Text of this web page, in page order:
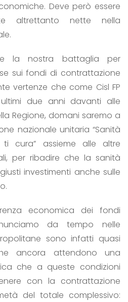
Deve però essere
altrettanto nette nella
la nostra battaglia per
sui fondi di contrattazione
vertenze che come Cisl FP
due anni davanti alle
Regione, domani saremo a
nazionale unitaria “Sanità
cura” assieme alle altre
per ribadire che la sanità
investimenti anche sulle
economica dei fondi
da tempo nelle
sono infatti quasi
ancora attendono una
che a queste condizioni
con la contrattazione
del totale complessivo: